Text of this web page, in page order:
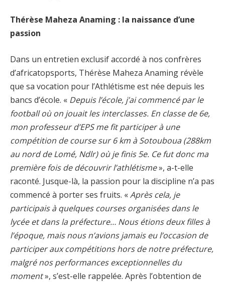
Thérèse Maheza Anaming : la naissance d’une
passion
Dans un entretien exclusif accordé à nos confrères
d’africatopsports, Thérèse Maheza Anaming révèle
que sa vocation pour l’Athlétisme est née depuis les
bancs d’école. « Depuis l’école, j’ai commencé par le
football où on jouait les interclasses. En classe de 6e,
mon professeur d’EPS me fit participer à une
compétition de course sur 6 km à Sotouboua (288km
au nord de Lomé, Ndlr) où je finis 5e. Ce fut donc ma
première fois de découvrir l’athlétisme», a-t-elle
raconté. Jusque-là, la passion pour la discipline n’a pas
commencé à porter ses fruits. «Après cela, je
participais à quelques courses organisées dans le
lycée et dans la préfecture… Nous étions deux filles à
l’époque, mais nous n’avions jamais eu l’occasion de
participer aux compétitions hors de notre préfecture,
malgré nos performances exceptionnelles du
moment», s’est-elle rappelée. Après l’obtention de